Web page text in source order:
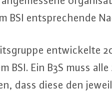
BSI ent­spre­chen­de
ent­wi­ckel­te
BSI. Ein B3S muss
dass diese den